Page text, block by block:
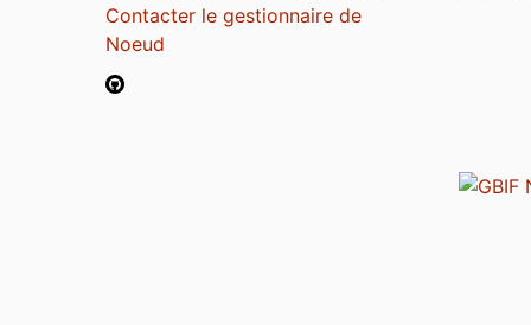
Contacter le gestionnaire de
Noeud